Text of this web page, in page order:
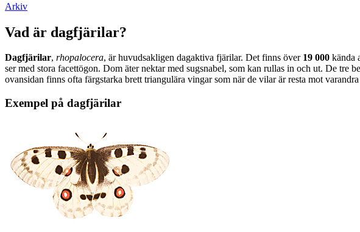
Arkiv
Vad är dagfjärilar?
Dagfjärilar, rhopalocera, är huvudsakligen dagaktiva fjärilar. Det finns över 19 000 kända
ser med stora facettögon. Dom äter nektar med sugsnabel, som kan rullas in och ut. De tre
ovansidan finns ofta färgstarka brett triangulära vingar som när de vilar är resta mot
Exempel på dagfjärilar